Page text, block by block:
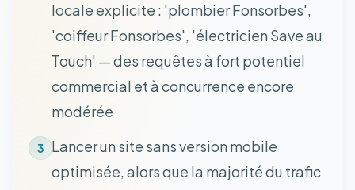
locale explicite : 'plombier Fonsorbes',
'coiffeur Fonsorbes', 'électricien Save au
Touch' — des requêtes à fort potentiel
commercial et à concurrence encore
modérée
3 Lancer un site sans version mobile
optimisée, alors que la majorité du trafic